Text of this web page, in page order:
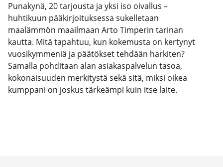
Punakynä, 20 tarjousta ja yksi iso oivallus –
huhtikuun pääkirjoituksessa sukelletaan
maalämmön maailmaan Arto Timperin tarinan
kautta. Mitä tapahtuu, kun kokemusta on kertynyt
vuosikymmeniä ja päätökset tehdään harkiten?
Samalla pohditaan alan asiakaspalvelun tasoa,
kokonaisuuden merkitystä sekä sitä, miksi oikea
kumppani on joskus tärkeämpi kuin itse laite.